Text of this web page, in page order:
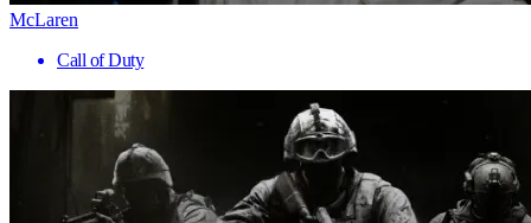
McLaren
Call of Duty